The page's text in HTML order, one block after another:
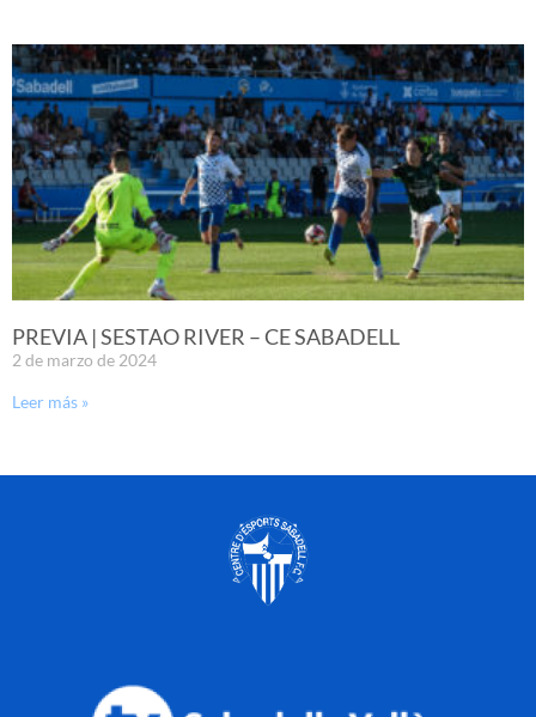
PREVIA | SESTAO RIVER – CE SABADELL
2 de marzo de 2024
Leer más »